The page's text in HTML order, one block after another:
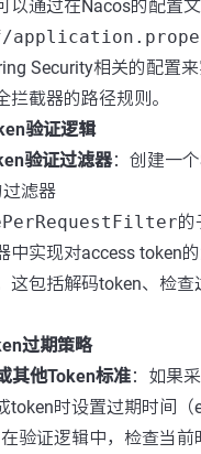
以通过在Nacos的配置
Security相关的配置来
拦截器的路径规则。
验证逻辑
验证过滤器：创建一
滤器
的
中实现对access token
这包括解码token、检查
过期策略
其他Token标准：如果
token时设置过期时间（
验证逻辑中，检查当前